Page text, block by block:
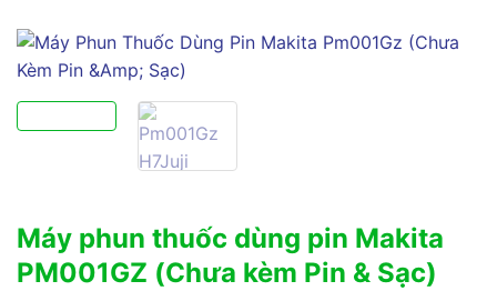
Máy phun thuốc dùng pin Makita
PM001GZ (Chưa kèm Pin & Sạc)